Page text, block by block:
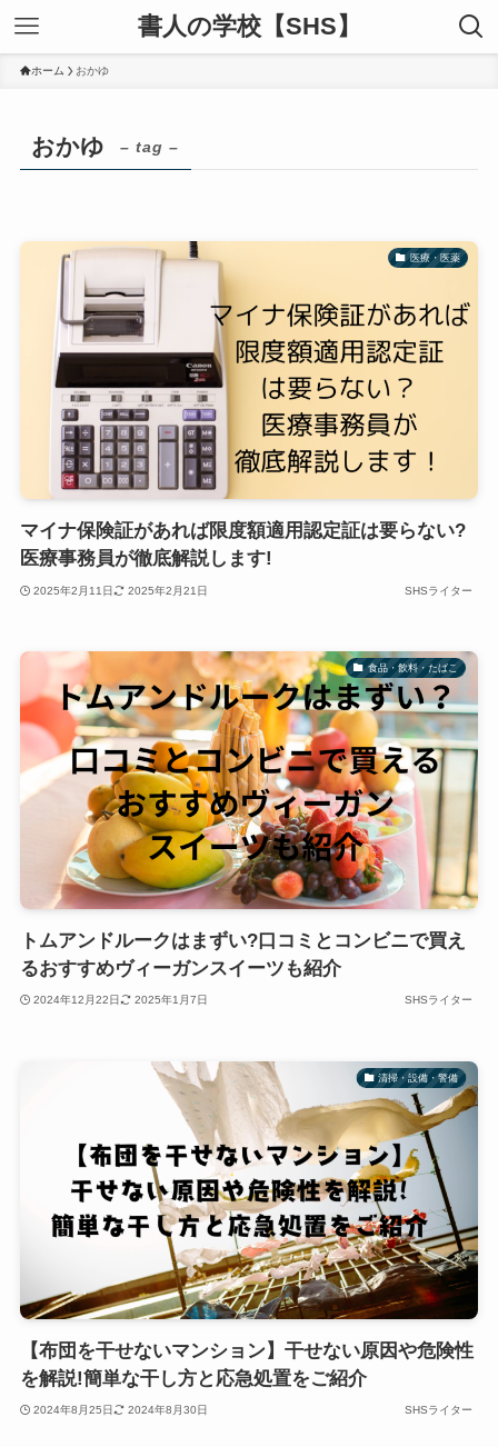
書人の学校【SHS】
ホーム おかゆ
おかゆ – tag –
医療・医薬
マイナ保険証があれば限度額適用認定証は要らない?
医療事務員が徹底解説します!
2025年2月11日 2025年2月21日 SHSライター
食品・飲料・たばこ
トムアンドルークはまずい?口コミとコンビニで買え
るおすすめヴィーガンスイーツも紹介
2024年12月22日 2025年1月7日 SHSライター
清掃・設備・警備
【布団を干せないマンション】干せない原因や危険性
を解説!簡単な干し方と応急処置をご紹介
2024年8月25日 2024年8月30日 SHSライター